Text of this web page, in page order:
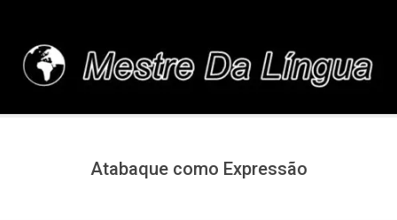
content
Atabaque como Expressão